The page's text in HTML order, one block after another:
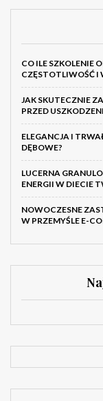
CO ILE SZKOLENIE
CZĘSTOTLIWOŚĆ I
JAK SKUTECZNIE
PRZED
ELEGANCJA I
DĘBOWE?
LUCERNA
ENERGII W DIECIE
NOWOCZESNE
W PRZEMYŚLE E-